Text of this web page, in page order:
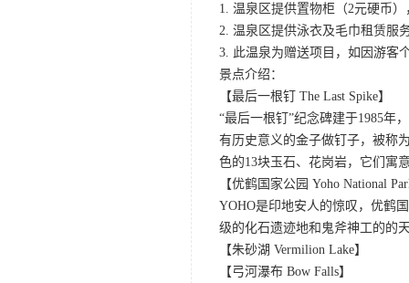
1. 温泉区提供置物柜（2元硬币
2. 温泉区提供泳衣及毛巾租赁服
3. 此温泉为赠送项目，如因游客
景点介绍：
【最后一根钉 The Last Spike】
“最后一根钉”纪念碑建于1985年
有历史意义的金子做钉子，被称
色的13块玉石、花岗岩，它们寓
【优鹤国家公园 Yoho National
YOHO是印地安人的惊叹，优鹤
级的化石遗迹地和鬼斧神工的的
【朱砂湖 Vermilion Lake】
【弓河瀑布 Bow Falls】